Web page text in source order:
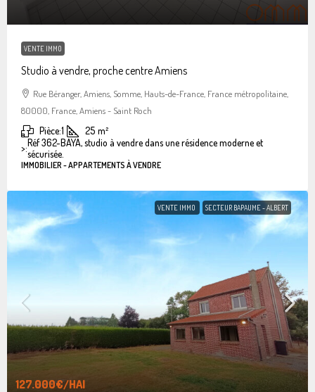
VENTE IMMO
Studio à vendre, proche centre Amiens
Rue Béranger, Amiens, Somme, Hauts-de-France, France métropolitaine,
80000, France, Amiens - Saint Roch
Pièce:1 25 m²
>:Réf 362-BAYA, studio à vendre dans une résidence moderne et
sécurisée.
IMMOBILIER - APPARTEMENTS À VENDRE
VENTE IMMO SECTEUR BAPAUME - ALBERT
127.000€/HAI